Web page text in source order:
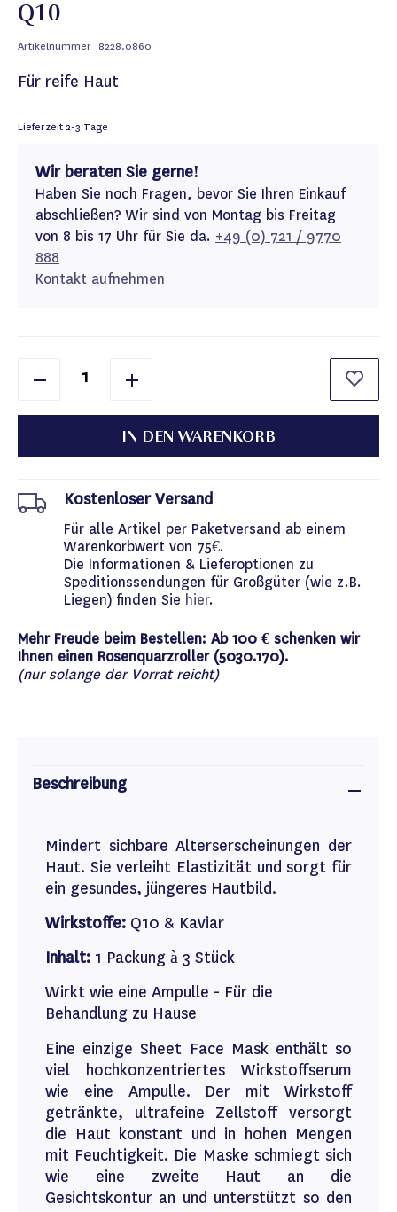
Q10
Artikelnummer 8228.0860
Für reife Haut
Lieferzeit2-3 Tage
Wir beraten Sie gerne!
Haben Sie noch Fragen, bevor Sie Ihren Einkauf
abschließen? Wir sind von Montag bis Freitag
von 8 bis 17 Uhr für Sie da. +49 (0) 721 / 9770
888
Kontakt aufnehmen
IN DEN WARENKORB
Kostenloser Versand
Für alle Artikel per Paketversand ab einem
Warenkorbwert von 75€.
Die Informationen & Lieferoptionen zu
Speditionssendungen für Großgüter (wie z.B.
Liegen) finden Sie hier.
Mehr Freude beim Bestellen: Ab 100 € schenken wir
Ihnen einen Rosenquarzroller (5030.170).
(nur solange der Vorrat reicht)
Beschreibung
Mindert sichbare Alterserscheinungen der
Haut. Sie verleiht Elastizität und sorgt für
ein gesundes, jüngeres Hautbild.
Wirkstoffe: Q10 & Kaviar
Inhalt: 1 Packung à 3 Stück
Wirkt wie eine Ampulle - Für die
Behandlung zu Hause
Eine einzige Sheet Face Mask enthält so
viel hochkonzentriertes Wirkstoffserum
wie eine Ampulle. Der mit Wirkstoff
getränkte, ultrafeine Zellstoff versorgt
die Haut konstant und in hohen Mengen
mit Feuchtigkeit. Die Maske schmiegt sich
wie eine zweite Haut an die
Gesichtskontur an und unterstützt so den